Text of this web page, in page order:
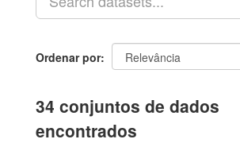
Ordenar por
34 conjuntos de dados
encontrados